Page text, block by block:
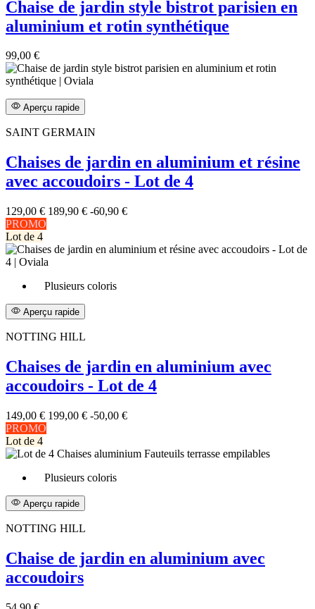
Chaise de jardin style bistrot parisien en
aluminium et rotin synthétique
99,00 €
Aperçu rapide
SAINT GERMAIN
Chaises de jardin en aluminium et résine
avec accoudoirs - Lot de 4
129,00 € 189,90 € -60,90 €
PROMO
Lot de 4
Plusieurs coloris
Aperçu rapide
NOTTING HILL
Chaises de jardin en aluminium avec
accoudoirs - Lot de 4
149,00 € 199,00 € -50,00 €
PROMO
Lot de 4
Plusieurs coloris
Aperçu rapide
NOTTING HILL
Chaise de jardin en aluminium avec
accoudoirs